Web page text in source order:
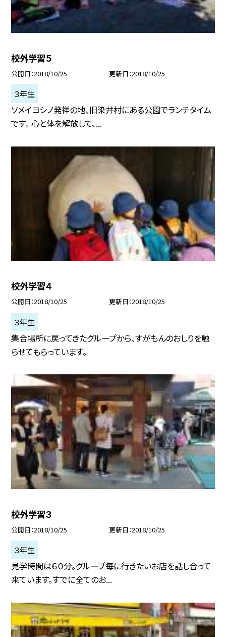
校外学習５
公開日 2018/10/25 更新日 2018/10/25
３年生
ソメイヨシノ発祥の地、旧染井村にある公園でランチタイム
です。 心と体を解放して、...
校外学習４
公開日 2018/10/25 更新日 2018/10/25
３年生
集合場所に戻ってきたグループから、すがもんのおしりを触
らせてもらっています。
校外学習３
公開日 2018/10/25 更新日 2018/10/25
３年生
見学時間は６０分。グループ毎に行きたいお店を話し合って
来ています。すでに全てのお...